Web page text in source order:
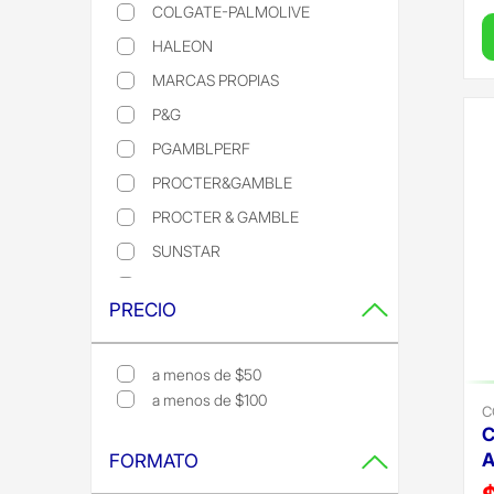
COLGATE-PALMOLIVE
Refine by Laboratorio: colgate-palmolive
HALEON
Refine by Laboratorio: haleon
MARCAS PROPIAS
Refine by Laboratorio: MARCAS PROPIAS
P&G
Refine by Laboratorio: p&g
PGAMBLPERF
Refine by Laboratorio: pgamblperf
PROCTER&GAMBLE
Refine by Laboratorio: procter&gamble
PROCTER & GAMBLE
Refine by Laboratorio: PROCTER & GAMBLE
SUNSTAR
Refine by Laboratorio: SUNSTAR
Refine by Laboratorio: sunstar
PRECIO
a menos de $50
Refine by Precio: a menos de $50
a menos de $100
Refine by Precio: a menos de $100
FORMATO